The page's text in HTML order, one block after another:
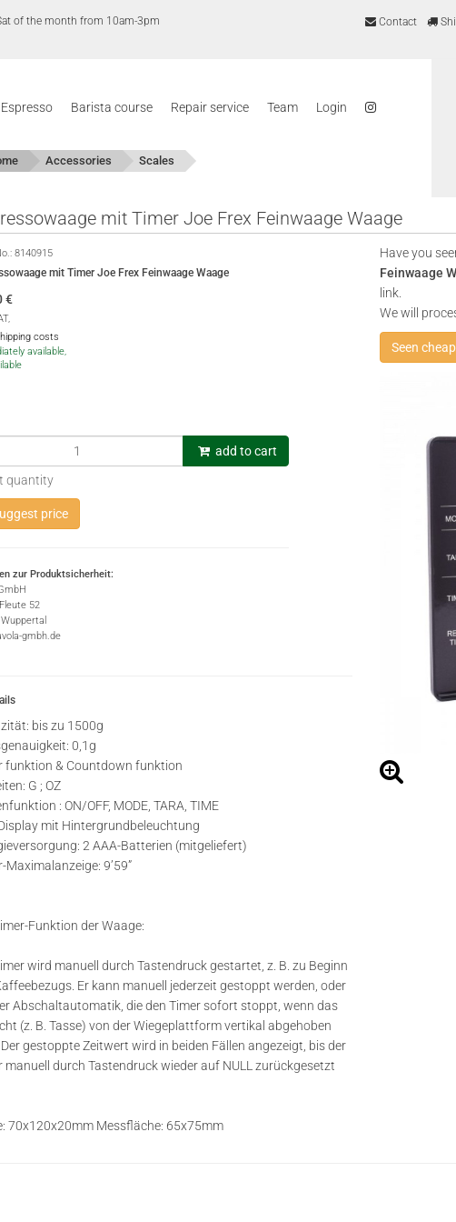
of the month from 10am-3pm
Contact
Barista course Repair service Team Login
Accessories Scales
mit Timer Joe Frex Feinwaage Waage
8140915
mit Timer Joe Frex Feinwaage Waage
€
costs
available,
add to cart
quantity
price
zur Produktsicherheit:
52
gmbh.de
bis zu 1500g
0,1g
funktion & Countdown funktion
G ; OZ
: ON/OFF, MODE, TARA, TIME
mit Hintergrundbeleuchtung
2 AAA-Batterien (mitgeliefert)
Maximalanzeige: 9’59”
Funktion der Waage:
wird manuell durch Tastendruck gestartet, z. B. zu Beginn
Er kann manuell jederzeit gestoppt werden, oder
Abschaltautomatik, die den Timer sofort stoppt, wenn das
(z. B. Tasse) von der Wiegeplattform vertikal abgehoben
gestoppte Zeitwert wird in beiden Fällen angezeigt, bis der
manuell durch Tastendruck wieder auf NULL zurückgesetzt
70x120x20mm Messfläche: 65x75mm
Have you
Feinwaage
link.
We will
Seen